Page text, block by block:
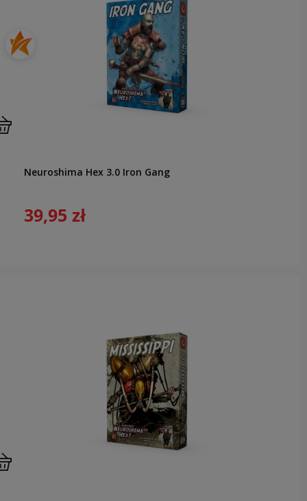
Neuroshima Hex 3.0 Iron Gang
39,95 zł